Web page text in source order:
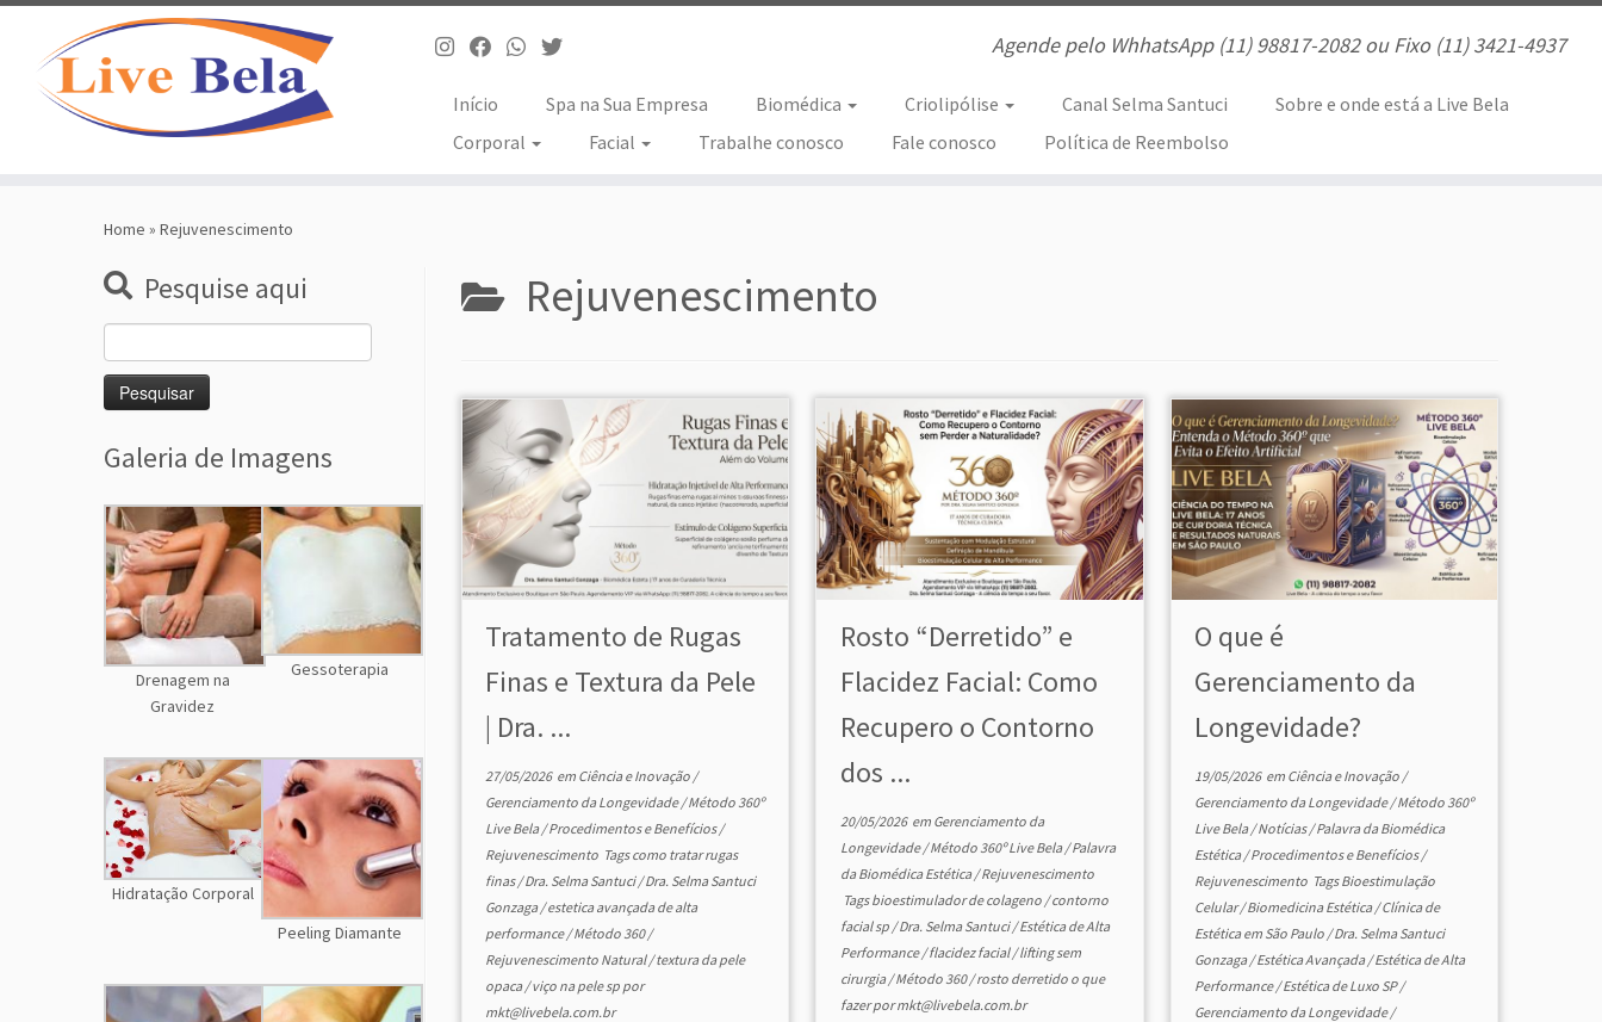
Agende pelo WhhatsApp (11) 98817-2082 ou Fixo (11) 3421-4937
Início Spa na Sua Empresa Biomédica Criolipólise Canal Selma Santuci
Sobre e onde está a Live Bela
Corporal
Facial Trabalhe conosco Fale conosco Política de Reembolso
Home » Rejuvenescimento
Pesquise aqui
por:
Galeria de Imagens
Drenagem na
Gravidez
Gessoterapia
Hidratação Corporal
Peeling Diamante
Rejuvenescimento
Tratamento de Rugas
Finas e Textura da Pele
| Dra. ...
27/05/2026em Ciência e Inovação /
Gerenciamento da Longevidade/Método 360º
Live Bela/Procedimentos e Benefícios/
Rejuvenescimento Tagscomo tratar rugas
finas/Dra. Selma Santuci/Dra. Selma Santuci
Gonzaga/estetica avançada de alta
performance/Método 360/
Rejuvenescimento Natural/textura da pele
opaca/viço na pele sp por
mkt@livebela.com.br
Rosto “Derretido” e
Flacidez Facial: Como
Recupero o Contorno
dos ...
20/05/2026em Gerenciamento da
Longevidade/Método 360º Live Bela/Palavra
da Biomédica Estética/Rejuvenescimento
Tagsbioestimulador de colageno /contorno
facial sp /Dra. Selma Santuci/Estética de Alta
Performance/flacidez facial/lifting sem
cirurgia/Método 360/rosto derretido o que
fazerpormkt@livebela.com.br
O que é
Gerenciamento da
Longevidade?
19/05/2026em Ciência e Inovação /
Gerenciamento da Longevidade/Método 360º
Live Bela/Notícias/Palavra da Biomédica
Estética/Procedimentos e Benefícios/
Rejuvenescimento TagsBioestimulação
Celular/Biomedicina Estética/Clínica de
Estética em São Paulo /Dra. Selma Santuci
Gonzaga/Estética Avançada/Estética de Alta
Performance/Estética de Luxo SP/
Gerenciamento da Longevidade/